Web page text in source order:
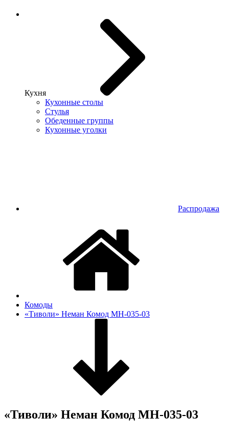
Кухня
Кухонные столы
Стулья
Обеденные группы
Кухонные уголки
Распродажа
Комоды
«Тиволи» Неман Комод МН-035-03
«Тиволи» Неман Комод МН-035-03